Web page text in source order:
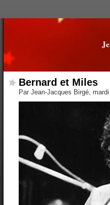
Bernard et Miles
Par Jean-Jacques Birgé,